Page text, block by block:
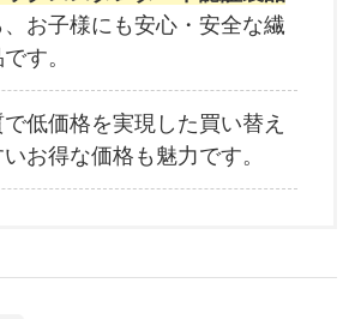
、お子様にも安心・安全な繊
す。
低価格を実現した買い替え
いお得な価格も魅力です。